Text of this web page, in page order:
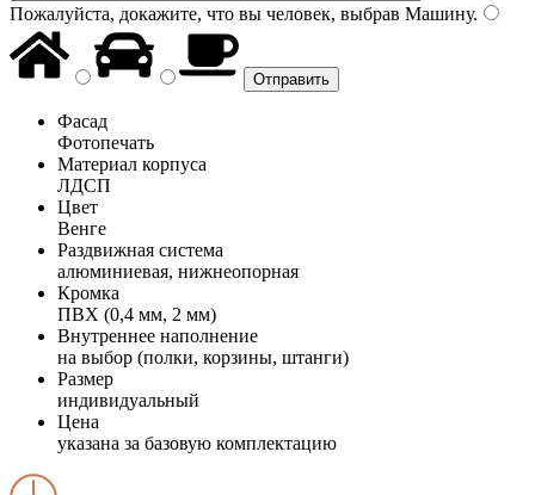
Пожалуйста, докажите, что вы человек, выбрав Машину.
Фасад
Фотопечать
Материал корпуса
ЛДСП
Цвет
Венге
Раздвижная система
алюминиевая, нижнеопорная
Кромка
ПВХ (0,4 мм, 2 мм)
Внутреннее наполнение
на выбор (полки, корзины, штанги)
Размер
индивидуальный
Цена
указана за базовую комплектацию